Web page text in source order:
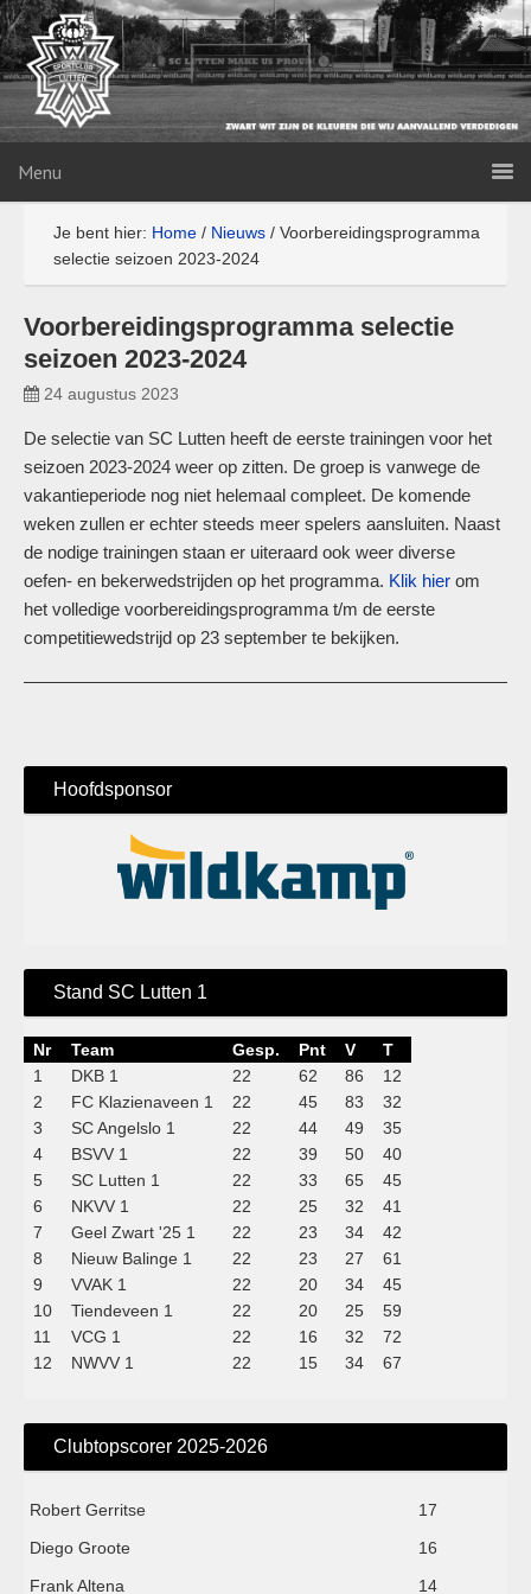
Menu
Je bent hier: Home / Nieuws / Voorbereidingsprogramma
selectie seizoen 2023-2024
Voorbereidingsprogramma selectie
seizoen 2023-2024
24 augustus 2023
De selectie van SC Lutten heeft de eerste trainingen voor het
seizoen 2023-2024 weer op zitten. De groep is vanwege de
vakantieperiode nog niet helemaal compleet. De komende
weken zullen er echter steeds meer spelers aansluiten. Naast
de nodige trainingen staan er uiteraard ook weer diverse
oefen- en bekerwedstrijden op het programma. Klik hier om
het volledige voorbereidingsprogramma t/m de eerste
competitiewedstrijd op 23 september te bekijken.
Hoofdsponsor
Stand SC Lutten 1
Nr Team Gesp. Pnt V
T
1
DKB 1 22 62 86
12
2
FC Klazienaveen 1 22 45 83
32
3
SC Angelslo 1 22 44 49
35
4
BSVV 1 22 39 50
40
5
SC Lutten 1 22 33 65
45
6
NKVV 1 22 25 32
41
7
Geel Zwart '25 1 22 23 34
42
8
Nieuw Balinge 1 22 23 27
61
9
VVAK 1 22 20 34
45
10
Tiendeveen 1 22 20 25
59
11
VCG 1 22 16 32
72
12
NWVV 1 22 15 34 67
Clubtopscorer 2025-2026
Robert Gerritse
17
Diego Groote
16
Frank Altena
14